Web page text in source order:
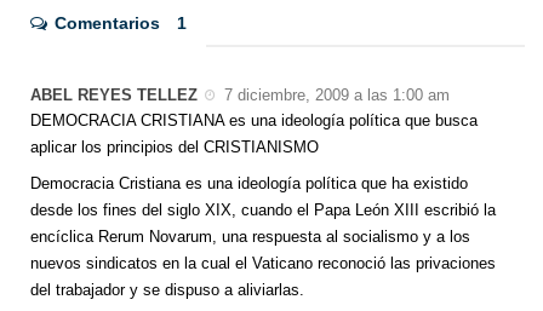
Comentarios 1
ABEL REYES TELLEZ
7 diciembre, 2009 a las 1:00 am
DEMOCRACIA CRISTIANA es una ideología política que busca
aplicar los principios del CRISTIANISMO
Democracia Cristiana es una ideología política que ha existido
desde los fines del siglo XIX, cuando el Papa León XIII escribió la
encíclica Rerum Novarum, una respuesta al socialismo y a los
nuevos sindicatos en la cual el Vaticano reconoció las privaciones
del trabajador y se dispuso a aliviarlas.